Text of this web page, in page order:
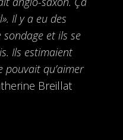
Il y a eu des
et ils se
Ils estimaient
pouvait qu’aimer
Breillat